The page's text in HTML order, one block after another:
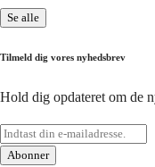
Se alle
Tilmeld dig vores nyhedsbrev
Hold dig opdateret om de
Abonner